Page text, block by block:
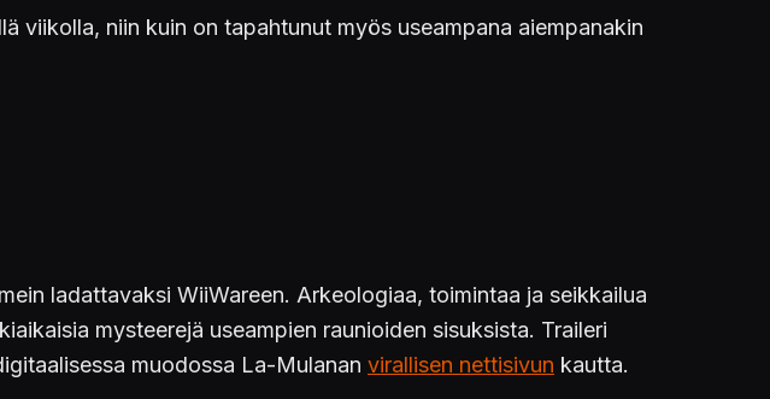
viikolla, niin kuin on tapahtunut myös useampana aiempanakin
ladattavaksi WiiWareen. Arkeologiaa, toimintaa ja seikkailua
mysteerejä useampien raunioiden sisuksista. Traileri
muodossa La-Mulanan virallisen nettisivun kautta.